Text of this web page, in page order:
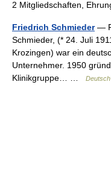
2 Mitgliedschaften,
Friedrich Schmieder—
Schmieder, (* 24. Juli
Krozingen) war ein
Unternehmer. 1950
Klinikgruppe… …